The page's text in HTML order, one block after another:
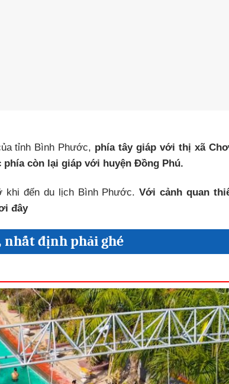
tỉnh Bình Phước, phía tây giáp với thị xã
còn lại giáp với huyện Đồng Phú.
khi đến du lịch Bình Phước.Với cảnh quan
đây
nhất định phải ghé